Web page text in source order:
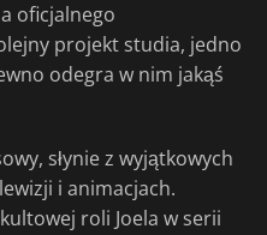
oficjalnego
projekt studia, jedno
odegra w nim jakąś
słynie z wyjątkowych
i animacjach.
roli Joela w serii